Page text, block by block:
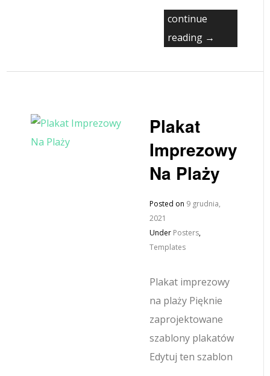
continue
reading →
Plakat
Imprezowy
Na Plaży
Posted on 9 grudnia,
2021
Under Posters,
Templates
Plakat imprezowy
na plaży Pięknie
zaprojektowane
szablony plakatów
Edytuj ten szablon